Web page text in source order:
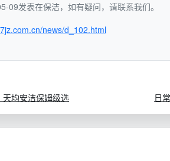
顽固油污，消毒杀菌
建议咨询客服获取精准报价：
09发表在保洁，如有疑问，请联系我们。
news/d_102.html
天均安洁保姆级选
日